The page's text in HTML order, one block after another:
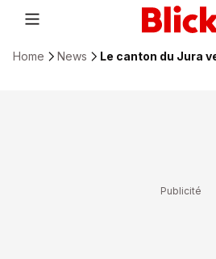
Home News Le canton du Jura